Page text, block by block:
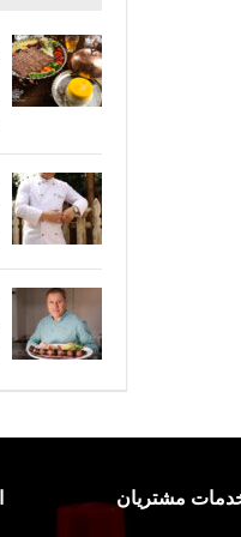
مشتریان